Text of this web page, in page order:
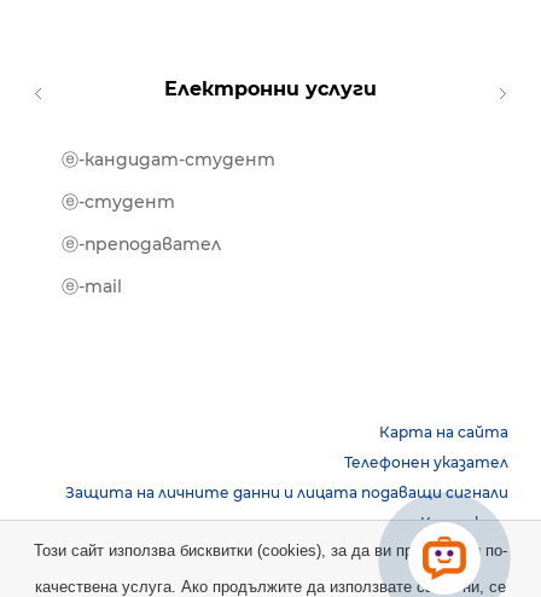
Електронни услуги
ⓔ-кандидат-студент
ⓔ-студент
ⓔ-преподавател
ⓔ-mail
Карта на сайта
Телефонен указател
Защита на личните данни и лицата подаващи сигнали
Контакти
Copyright © 2026 НБУ. Всички права запазени.
Този сайт използва бисквитки (cookies), за да ви предостави по-
качествена услуга. Ако продължите да използвате сайта ни, се